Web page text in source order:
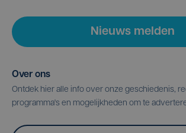
Nieuws melden
Over ons
Ontdek hier alle info over onze geschiedenis,
programma's en mogelijkheden om te